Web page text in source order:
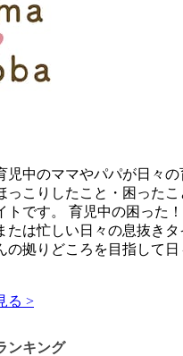
児中のママやパパが日々
っこりしたこと・困った
トです。 育児中の困った
たは忙しい日々の息抜きタ
の拠りどころを目指して日
る >
ンキング